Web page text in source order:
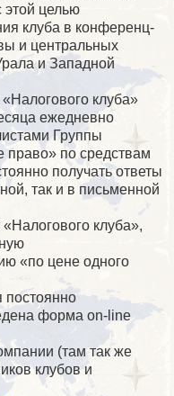
этой целью
клуба в конференц-
и центральных
и Западной
клуба»
ежедневно
Группы
право» по средствам
получать ответы
так и в письменной
клуба»,
«по цене одного
постоянно
форма on-line
(там так же
клубов и